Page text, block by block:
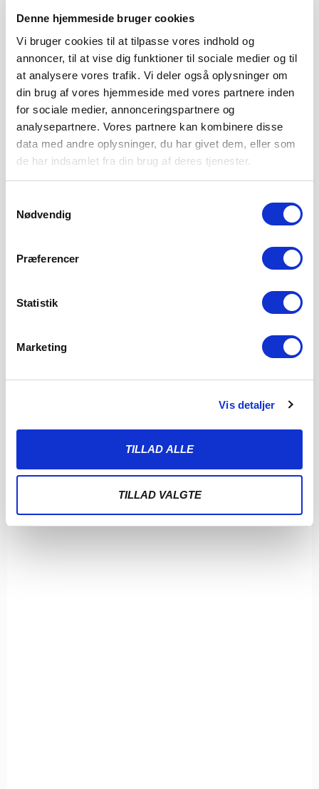
Denne hjemmeside bruger cookies
Vi bruger cookies til at tilpasse vores indhold og
annoncer, til at vise dig funktioner til sociale medier og til
at analysere vores trafik. Vi deler også oplysninger om
din brug af vores hjemmeside med vores partnere inden
for sociale medier, annonceringspartnere og
analysepartnere. Vores partnere kan kombinere disse
data med andre oplysninger, du har givet dem, eller som
de har indsamlet fra din brug af deres tjenester.
Nødvendig
Præferencer
Statistik
Marketing
Vis detaljer
TILLAD ALLE
TILLAD VALGTE
SØNDERJYSKE FODBOLD HENTER TOPSCORER I
4. AUGUST 2026
Bubacarr Tambedou, der er topscorer i den estiske liga.